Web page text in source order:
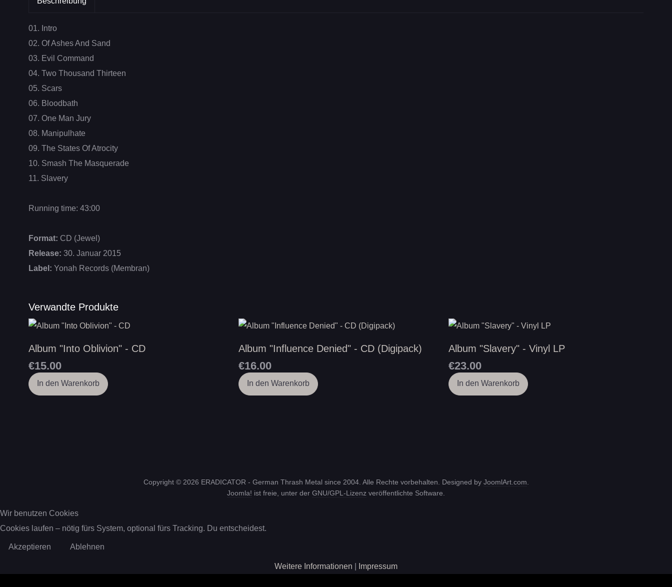
01. Intro
02. Of Ashes And Sand
03. Evil Command
04. Two Thousand Thirteen
05. Scars
06. Bloodbath
07. One Man Jury
08. Manipulhate
09. The States Of Atrocity
10. Smash The Masquerade
11. Slavery
Running time: 43:00
Format: CD (Jewel)
Release: 30. Januar 2015
Label: Yonah Records (Membran)
Verwandte Produkte
Album "Into Oblivion" - CD
€15.00
In den Warenkorb
Album "Influence Denied" - CD (Digipack)
€16.00
In den Warenkorb
Album "Slavery" - Vinyl LP
€23.00
In den Warenkorb
Copyright © 2026 ERADICATOR - German Thrash Metal since 2004. Alle Rechte vorbehalten. Designed by JoomlArt.com
Joomla! ist freie, unter der GNU/GPL-Lizenz veröffentlichte Software.
Wir benutzen Cookies
Cookies laufen – nötig fürs System, optional fürs Tracking. Du entscheidest.
Akzeptieren Ablehnen
Weitere Informationen Impressum